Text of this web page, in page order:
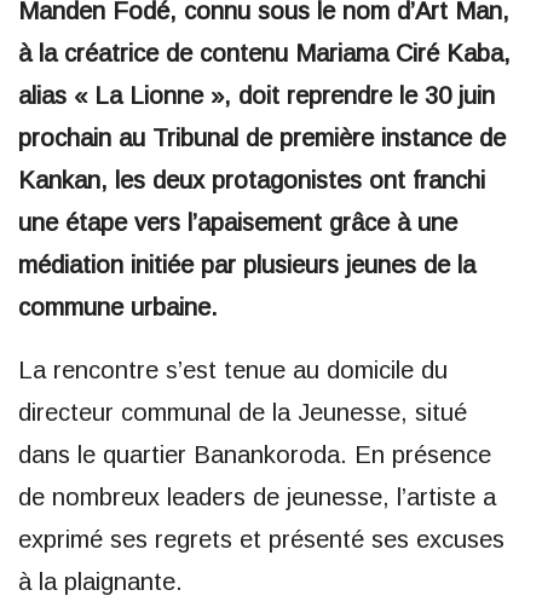
Manden Fodé, connu sous le nom d’Art Man,
à la créatrice de contenu Mariama Ciré Kaba,
alias « La Lionne », doit reprendre le 30 juin
prochain au Tribunal de première instance de
Kankan, les deux protagonistes ont franchi
une étape vers l’apaisement grâce à une
médiation initiée par plusieurs jeunes de la
commune urbaine.
La rencontre s’est tenue au domicile du
directeur communal de la Jeunesse, situé
dans le quartier Banankoroda. En présence
de nombreux leaders de jeunesse, l’artiste a
exprimé ses regrets et présenté ses excuses
à la plaignante.